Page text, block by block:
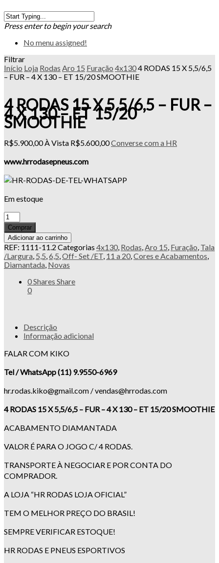
Press enter to begin your search
No menu assigned!
Filtrar
Início Loja Rodas Aro 15 Furação 4x1304 RODAS 15 X 5,5/6,5
– FUR – 4 X 130 – ET 15/20 SMOOTHIE
4 RODAS 15 X 5,5/6,5 – FUR –
4 X 130 – ET 15/20
SMOOTHIE
R$5.900,00À Vista R$5.600,00Converse com a HR
www.hrrodasepneus.com
Em estoque
Comprar
Adicionar ao carrinho
REF: 1111-11.2 Categorias 4x130, Rodas,Aro 15, Furação, Tala
/Largura, 5,5,6,5,Off- Set /ET, 11 a 20,Cores e Acabamentos,
Diamantada, Novas
0Shares Share
0
Descrição
Informação adicional
FALAR COM KIKO
Tel / WhatsApp (11) 9.9550-6969
hr.rodas.kiko@gmail.com / vendas@hrrodas.com
4 RODAS 15 X 5,5/6,5 – FUR – 4 X 130 – ET 15/20 SMOOTHIE
ACABAMENTO DIAMANTADA
VALOR É PARA O JOGO C/ 4 RODAS.
TRANSPORTE À NEGOCIAR E POR CONTA DO
COMPRADOR.
A LOJA “HR RODAS LOJA OFICIAL”
TEM O MELHOR PREÇO DO BRASIL!
SEMPRE VERIFICAR ESTOQUE!
HR RODAS E PNEUS ESPORTIVOS